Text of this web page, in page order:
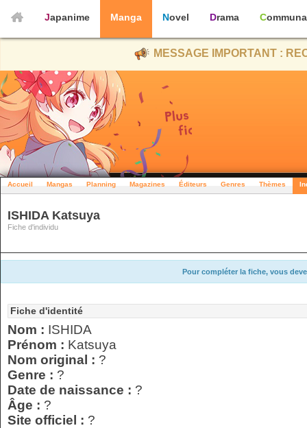
Japanime Manga Novel Drama
MESSAGE IMPORTANT :
Accueil Mangas Planning Magazines Éditeurs Genres Thèmes
ISHIDA Katsuya
Fiche d'individu
Pour compléter la fiche, vous
Fiche d'identité
Nom : ISHIDA
Prénom : Katsuya
Nom original : ?
Genre : ?
Date de naissance : ?
Âge : ?
Site officiel : ?